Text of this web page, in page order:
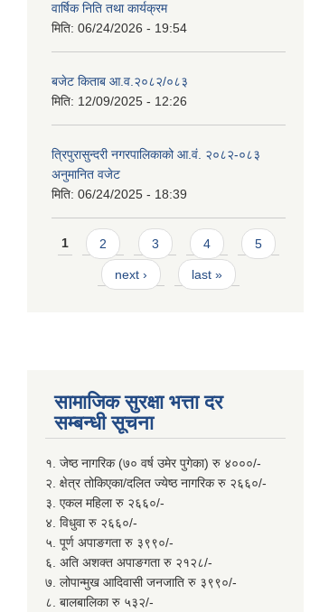
वार्षिक निति तथा कार्यक्रम
मिति: 06/24/2026 - 19:54
बजेट किताब आ.व.२०८२/०८३
मिति: 12/09/2025 - 12:26
त्रिपुरासुन्दरी नगरपालिकाको आ.वं. २०८२-०८३
अनुमानित वजेट
मिति: 06/24/2025 - 18:39
Pages
1 2 3 4 5
next › last »
सामाजिक सुरक्षा भत्ता दर
सम्बन्धी सूचना
१. जेष्ठ नागरिक (७० वर्ष उमेर पुगेका) रु ४०००/-
२. क्षेत्र तोकिएका/दलित ज्येष्ठ नागरिक रु २६६०/-
३. एकल महिला रु २६६०/-
४. विधुवा रु २६६०/-
५. पूर्ण अपाङगता रु ३९९०/-
६. अति अशक्त अपाङगता रु २१२८/-
७. लोपान्मुख आदिवासी जनजाति रु ३९९०/-
८. बालबालिका रु ५३२/-